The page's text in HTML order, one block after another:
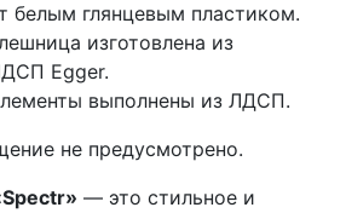
белым глянцевым пластиком.
изготовлена из
Egger.
выполнены из ЛДСП.
не предусмотрено.
— это стильное и